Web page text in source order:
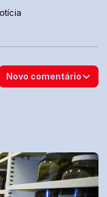
Novo comentário